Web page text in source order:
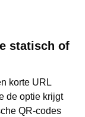
statisch of
korte URL
de optie krijgt
QR-codes